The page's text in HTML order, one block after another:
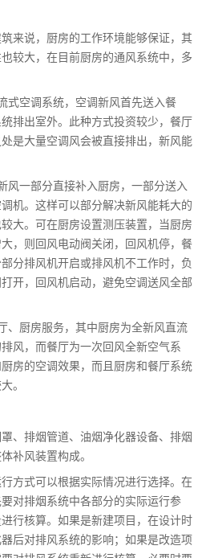
来说，厨房的工作环境能够保证，其
较大，在目前厨房的通风系统中，多
式空调系统，空调新风首先送入餐
排出室外。此种方式投资较少，餐厅
是大量空调风会被直接排出，新风能
风一部分直接补入厨房，一部分送入
机。这样可以部分解决新风能耗大的
大。可在厨房设置测压装置，当厨房
，则回风电动阀关闭，回风机停，餐
分排风机开启或排风机不工作时，负
开，回风机启动，避免空调送风全部
、厨房服务，其中厨房为全新风直流
风，而餐厅为一次回风全新空气系
房的空调效果，而且厨房和餐厅系统
。
、排烟管道、油烟净化器设备、排烟
补风装置构成。
方式可以根据实际情况进行选择。在
对排烟系统中各部分的实际运行参
行核算。如果是新建项目，在设计时
后对排风系统的影响；如果是改造项